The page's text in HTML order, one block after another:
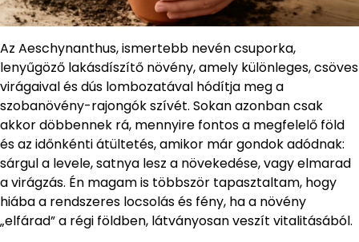
Az Aeschynanthus, ismertebb nevén csuporka,
lenyűgöző lakásdíszítő növény, amely különleges, csöves
virágaival és dús lombozatával hódítja meg a
szobanövény-rajongók szívét. Sokan azonban csak
akkor döbbennek rá, mennyire fontos a megfelelő föld
és az időnkénti átültetés, amikor már gondok adódnak:
sárgul a levele, satnya lesz a növekedése, vagy elmarad
a virágzás. Én magam is többször tapasztaltam, hogy
hiába a rendszeres locsolás és fény, ha a növény
„elfárad” a régi földben, látványosan veszít vitalitásából.